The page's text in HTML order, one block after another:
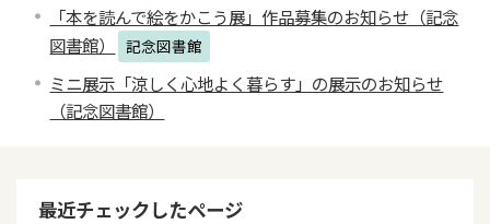
「本を読んで絵をかこう展」作品募集のお知らせ（記念
図書館）
記念図書館
ミニ展示「涼しく心地よく暮らす」の展示のお知らせ
（記念図書館）
最近チェックしたページ